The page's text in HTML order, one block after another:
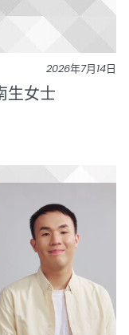
2026年7月14日
生女士